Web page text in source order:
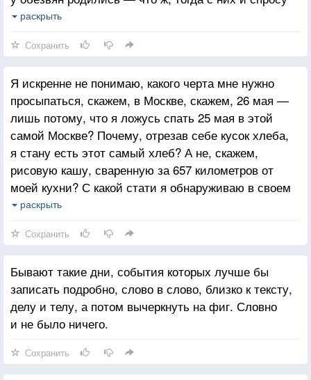
никакого быть не может. Любить людей стало легко.
членораздельно, жопа не красная — вот и молодец.
Можно дружить.
раскрыть
Сохранить
Я искренне не понимаю, какого черта мне нужно
просыпаться, скажем, в Москве, скажем, 26 мая —
лишь потому, что я ложусь спать 25 мая в этой
самой Москве? Почему, отрезав себе кусок хлеба,
я стану есть этот самый хлеб? А не, скажем,
рисовую кашу, сваренную за 657 километров от
моей кухни? С какой стати я обнаруживаю в своем
шкафу только те вещи, которые были куплены
представьте себе, каждый день одни и те же
соседи.
Это почти невыносимо.
раскрыть
Сохранить
Бывают такие дни, события которых лучше бы
записать подробно, слово в слово, близко к тексту,
делу и телу, а потом вычеркнуть на фиг. Словно
и не было ничего.
Сохранить